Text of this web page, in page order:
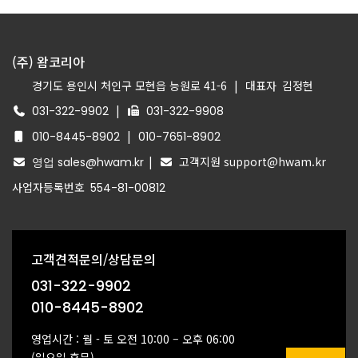
(주) 왐코리아
경기도 용인시 처인구 모현읍 능원로 41-6 | 대표자 김정현
031-322-9902 |
031-322-9908
010-8445-8902 | 010-7651-8902
영업 sales@hwam.kr |
고객지원 support@hwam.kr
사업자등록번호 554-81-00812
고객견적문의/상담문의
031-322-9902
010-8445-8902
영업시간 : 월 - 토 오전 10:00 – 오후 06:00